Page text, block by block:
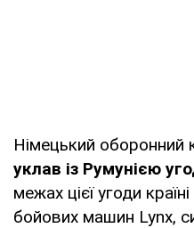
Німецький оборонний
уклав із Румунією
межах цієї угоди
бойових машин Lynx,